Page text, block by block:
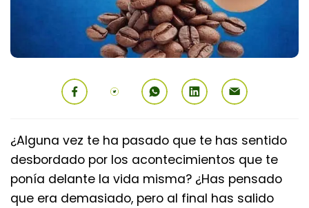
¿Alguna vez te ha pasado que te has sentido
desbordado por los acontecimientos que te
ponía delante la vida misma? ¿Has pensado
que era demasiado, pero al final has salido